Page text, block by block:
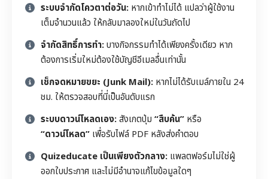
ระบบจำกัดโควตาต่อวัน: หากเข้าทำไม่ได้ แปลว่าผู้ใช้งาน
เต็มจำนวนแล้ว ให้กลับมาลองใหม่ในวันถัดไป
จำกัดสิทธิ์การทำ:บางกิจกรรมทำได้เพียงครั้งเดียว หาก
ต้องการเริ่มใหม่ต้องใช้บัญชีอีเมลอื่นเท่านั้น
เช็กจดหมายขยะ (Junk Mail): หากไม่ได้รับเมล์ภายใน 24
ชม. ให้ตรวจสอบที่นี่เป็นอันดับแรก
ระบบดาวน์โหลดเอง:สังเกตปุ่ม “สืบค้น” หรือ
“ดาวน์โหลด” เพื่อรับไฟล์ PDF หลังส่งคำตอบ
Quizeducate เป็นเพียงตัวกลาง: แพลตฟอร์มไม่ใช่ผู้
ออกใบประกาศ และไม่มีอำนาจแก้ไขข้อมูลใดๆ